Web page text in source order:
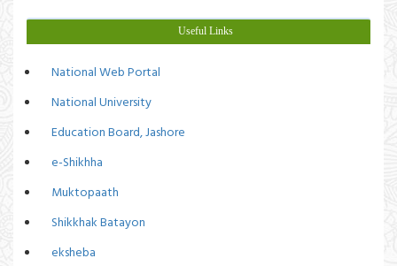
Useful Links
National Web Portal
National University
Education Board, Jashore
e-Shikhha
Muktopaath
Shikkhak Batayon
eksheba